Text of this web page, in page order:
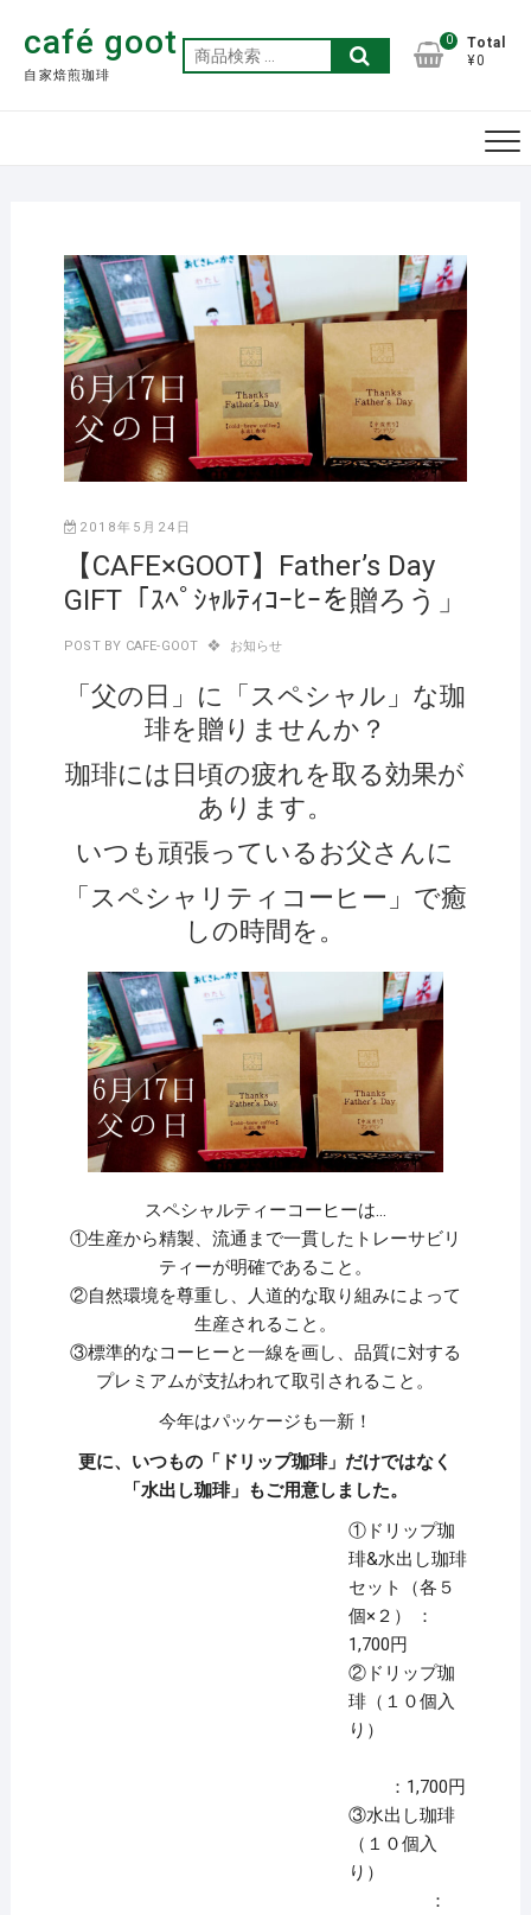
content
café goot
自家焙煎珈琲
索
0
Total
¥0
2018年5月24日
【CAFE×GOOT】Father’s Day
GIFT「ｽﾍﾟｼｬﾙﾃｨｺｰﾋｰを贈ろう」
POST BY CAFE-GOOT お知らせ
「父の日」に「スペシャル」な珈
琲を贈りませんか？
珈琲には日頃の疲れを取る効果が
あります。
いつも頑張っているお父さんに
「スペシャリティコーヒー」で癒
しの時間を。
スペシャルティーコーヒーは…
①生産から精製、流通まで一貫したトレーサビリ
ティーが明確であること。
②自然環境を尊重し、人道的な取り組みによって
生産されること。
③標準的なコーヒーと一線を画し、品質に対する
プレミアムが支払われて取引されること。
今年はパッケージも一新！
更に、いつもの「ドリップ珈琲」だけではなく
「水出し珈琲」もご用意しました。
①ドリップ珈
琲&水出し珈琲
セット（各５
個×２） ：
1,700円
②ドリップ珈
琲（１０個入
り）
：1,700円
③水出し珈琲
（１０個入
り）
：